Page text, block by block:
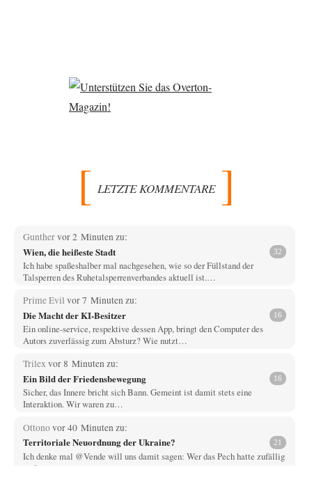
LETZTE KOMMENTARE
Gunthervor 2 Minuten zu:
Wien, die heißeste Stadt 32
Ich habe spaßeshalber mal nachgesehen, wie so der Füllstand der
Talsperren des Ruhetalsperrenverbandes aktuell ist.…
Prime Evil vor 7 Minuten zu:
Die Macht der KI-Besitzer 16
Ein online-service, respektive dessen App, bringt den Computer des
Autors zuverlässig zum Absturz? Wie nutzt…
Trilex vor 8 Minuten zu:
Ein Bild der Friedensbewegung 16
Sicher, das Innere bricht sich Bann. Gemeint ist damit stets eine
Interaktion. Wir waren zu…
Ottonovor 40 Minuten zu:
Territoriale Neuordnung der Ukraine? 21
Ich denke mal @Vende will uns damit sagen: Wer das Pech hatte zufällig
in dem…